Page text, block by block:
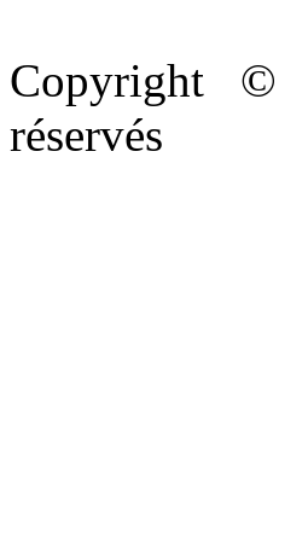
Copyright ©
réservés